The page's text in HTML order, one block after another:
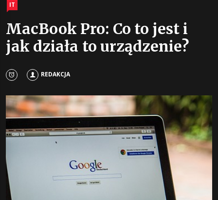
IT
MacBook Pro: Co to jest i
jak działa to urządzenie?
REDAKCJA